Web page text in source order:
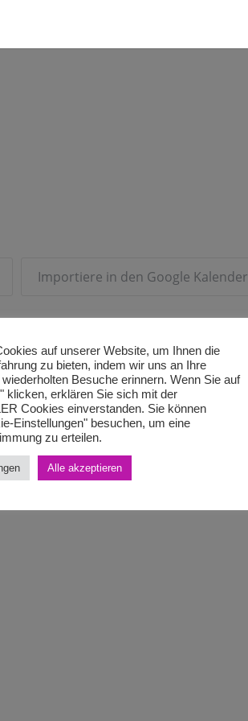
Importiere in den Google Kalender
auf unserer Website, um Ihnen die
zu bieten, indem wir uns an Ihre
Besuche erinnern. Wenn Sie auf
klicken, erklären Sie sich mit der
Cookies einverstanden. Sie können
Einstellungen" besuchen, um eine
zu erteilen.
Alle akzeptieren